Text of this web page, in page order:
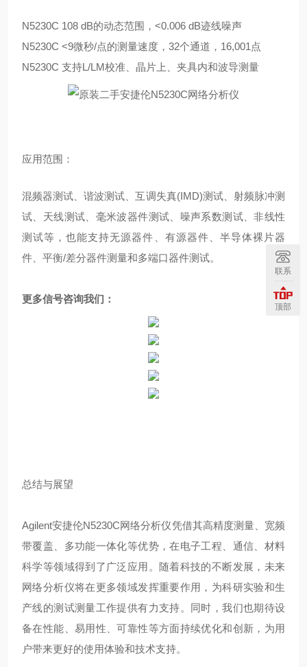
N5230C 108 dB的动态范围，<0.006 dB迹线噪声
N5230C <9微秒/点的测量速度，32个通道，16,001点
N5230C 支持L/LM校准、晶片上、夹具内和波导测量
应用范围：
混频器测试、谐波测试、互调失真(IMD)测试、射频脉冲测
试、天线测试、毫米波器件测试、噪声系数测试、非线性
测试等，也能支持无源器件、有源器件、半导体裸片器
件、平衡/差分器件测量和多端口器件测试。
更多信号咨询我们：
总结与展望
Agilent安捷伦N5230C网络分析仪凭借其高精度测量、宽频
带覆盖、多功能一体化等优势，在电子工程、通信、材料
科学等领域得到了广泛应用。随着科技的不断发展，未来
网络分析仪将在更多领域发挥重要作用，为科研实验和生
产线的测试测量工作提供有力支持。同时，我们也期待设
备在性能、易用性、可靠性等方面持续优化和创新，为用
户带来更好的使用体验和技术支持。
联系
顶部